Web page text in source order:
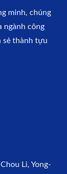
minh, chúng
ngành công
sẻ thành tựu
Li, Yong-